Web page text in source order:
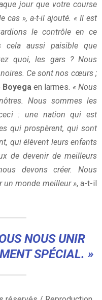
jour que votre course
cas », a-t-il ajouté. « Il est
le contrôle en ce
cela aussi paisible que
quoi, les gars ? Nous
Ce sont nos cœurs ;
Boyegaen larmes. « Nous
Nous sommes les
: une nation qui est
qui prospèrent, qui sont
qui élèvent leurs enfants
de devenir de meilleurs
devons créer. Nous
un monde meilleur », a-t-il
NOUS UNIR
SPÉCIAL. »